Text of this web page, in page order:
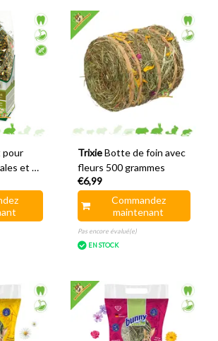
pour
et à
Trixie Botte de foin avec
fleurs 500 grammes
€6,99
Commandez
maintenant
Pas encore évalué(e)
EN STOCK